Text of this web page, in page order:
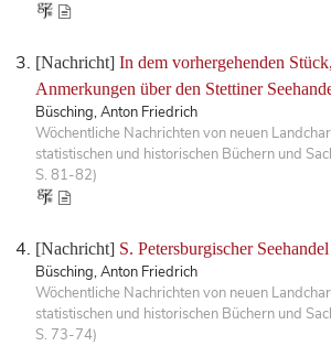
[Nachricht] In dem vorhergehenden
Anmerkungen über den Stettiner
Büsching, Anton Friedrich
Wöchentliche Nachrichten von neuen
statistischen und historischen Büchern und
S. 81-82)
[Nachricht] S. Petersburgischer
Büsching, Anton Friedrich
Wöchentliche Nachrichten von neuen
statistischen und historischen Büchern und
S. 73-74)